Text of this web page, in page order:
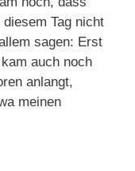
Tag nicht
sagen: Erst
auch noch
anlangt,
meinen